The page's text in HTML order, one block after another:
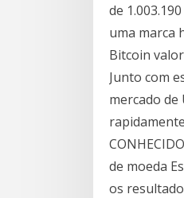
de
uma marca
Bitcoin
Junto com
mercado
de moeda
os